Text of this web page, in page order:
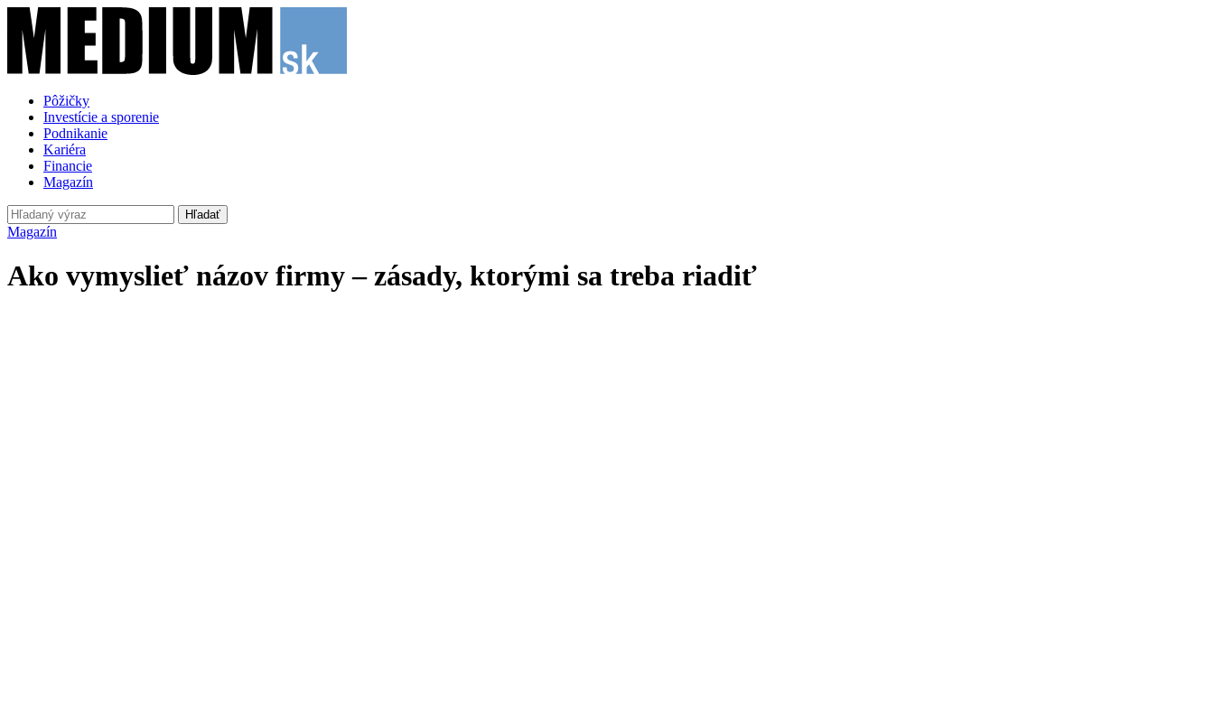
Pôžičky
Investície a sporenie
Podnikanie
Kariéra
Financie
Magazín
Hľadať
Magazín
Ako vymyslieť názov firmy – zásady, ktorými sa treba riadiť